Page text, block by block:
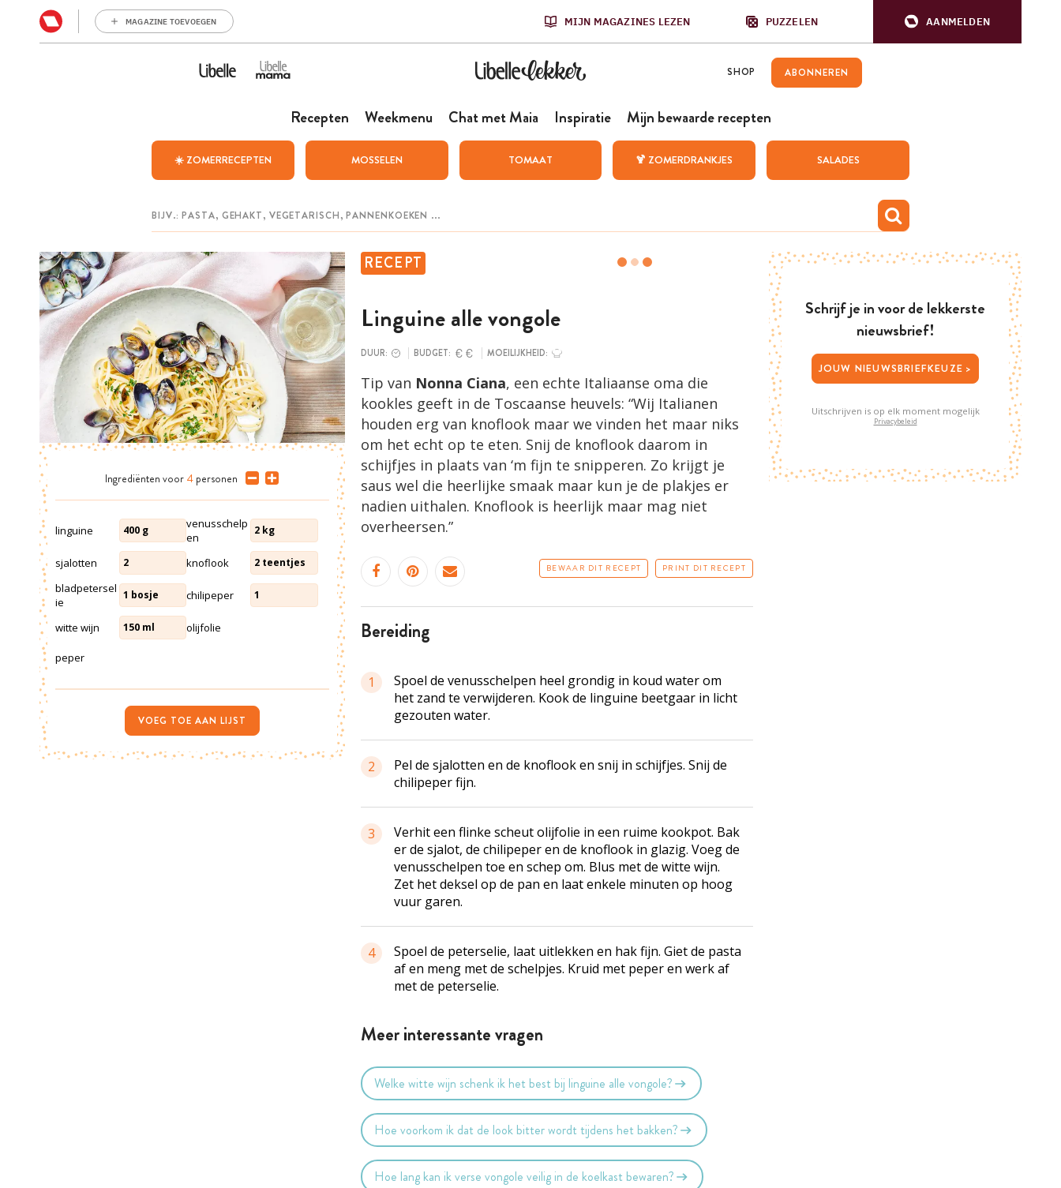
MAGAZINE TOEVOEGEN MIJN MAGAZINES LEZEN PUZZELEN AANMELDEN
SHOP ABONNEREN
Recepten Weekmenu Chat met Maia Inspiratie Mijn bewaarde recepten
☀️ ZOMERRECEPTEN MOSSELEN TOMAAT 🍹 ZOMERDRANKJES SALADES
RECEPT
Linguine alle vongole
DUUR: BUDGET: MOEILIJKHEID:
Tip van Nonna Ciana, een echte Italiaanse oma die
kookles geeft in de Toscaanse heuvels: “Wij Italianen
houden erg van knoflook maar we vinden het maar niks
om het echt op te eten. Snij de knoflook daarom in
schijfjes in plaats van ‘m fijn te snipperen. Zo krijgt je
saus wel die heerlijke smaak maar kun je de plakjes er
nadien uithalen. Knoflook is heerlijk maar mag niet
overheersen.”
BEWAAR DIT RECEPT PRINT DIT RECEPT
bereiding
1
Spoel de venusschelpen heel grondig in koud water om
het zand te verwijderen. Kook de linguine beetgaar in licht
gezouten water.
2
Pel de sjalotten en de knoflook en snij in schijfjes. Snij de
chilipeper fijn.
3
Verhit een flinke scheut olijfolie in een ruime kookpot. Bak
er de sjalot, de chilipeper en de knoflook in glazig. Voeg de
venusschelpen toe en schep om. Blus met de witte wijn.
Zet het deksel op de pan en laat enkele minuten op hoog
vuur garen.
4
Spoel de peterselie, laat uitlekken en hak fijn. Giet de pasta
af en meng met de schelpjes. Kruid met peper en werk af
met de peterselie.
Meer interessante vragen
Welke witte wijn schenk ik het best bij linguine alle vongole?
Hoe voorkom ik dat de look bitter wordt tijdens het bakken?
Hoe lang kan ik verse vongole veilig in de koelkast bewaren?
Ingrediënten voor 4 personen
linguine 400 g
venusschelp
en
2 kg
sjalotten 2 knoflook 2 teentjes
bladpetersel
ie
1 bosje chilipeper 1
witte wijn 150 ml olijfolie
peper
VOEG TOE AAN LIJST
Schrijf je in voor de lekkerste
nieuwsbrief!
JOUW NIEUWSBRIEFKEUZE >
Uitschrijven is op elk moment mogelijk
Privacybeleid